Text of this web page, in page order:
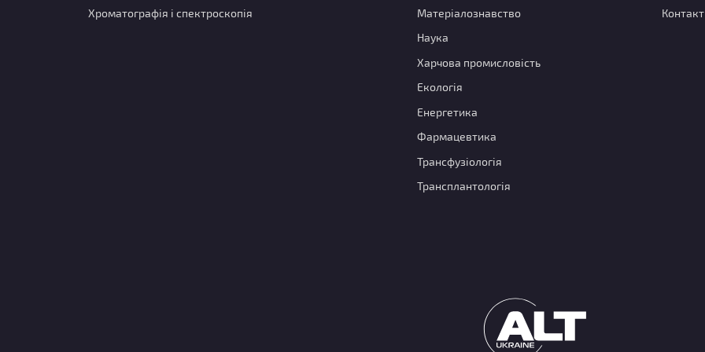
Хроматографія і спектроскопія
Матеріалознавство
Наука
Харчова промисловість
Екологія
Енергетика
Фармацевтика
Трансфузіологія
Трансплантологія